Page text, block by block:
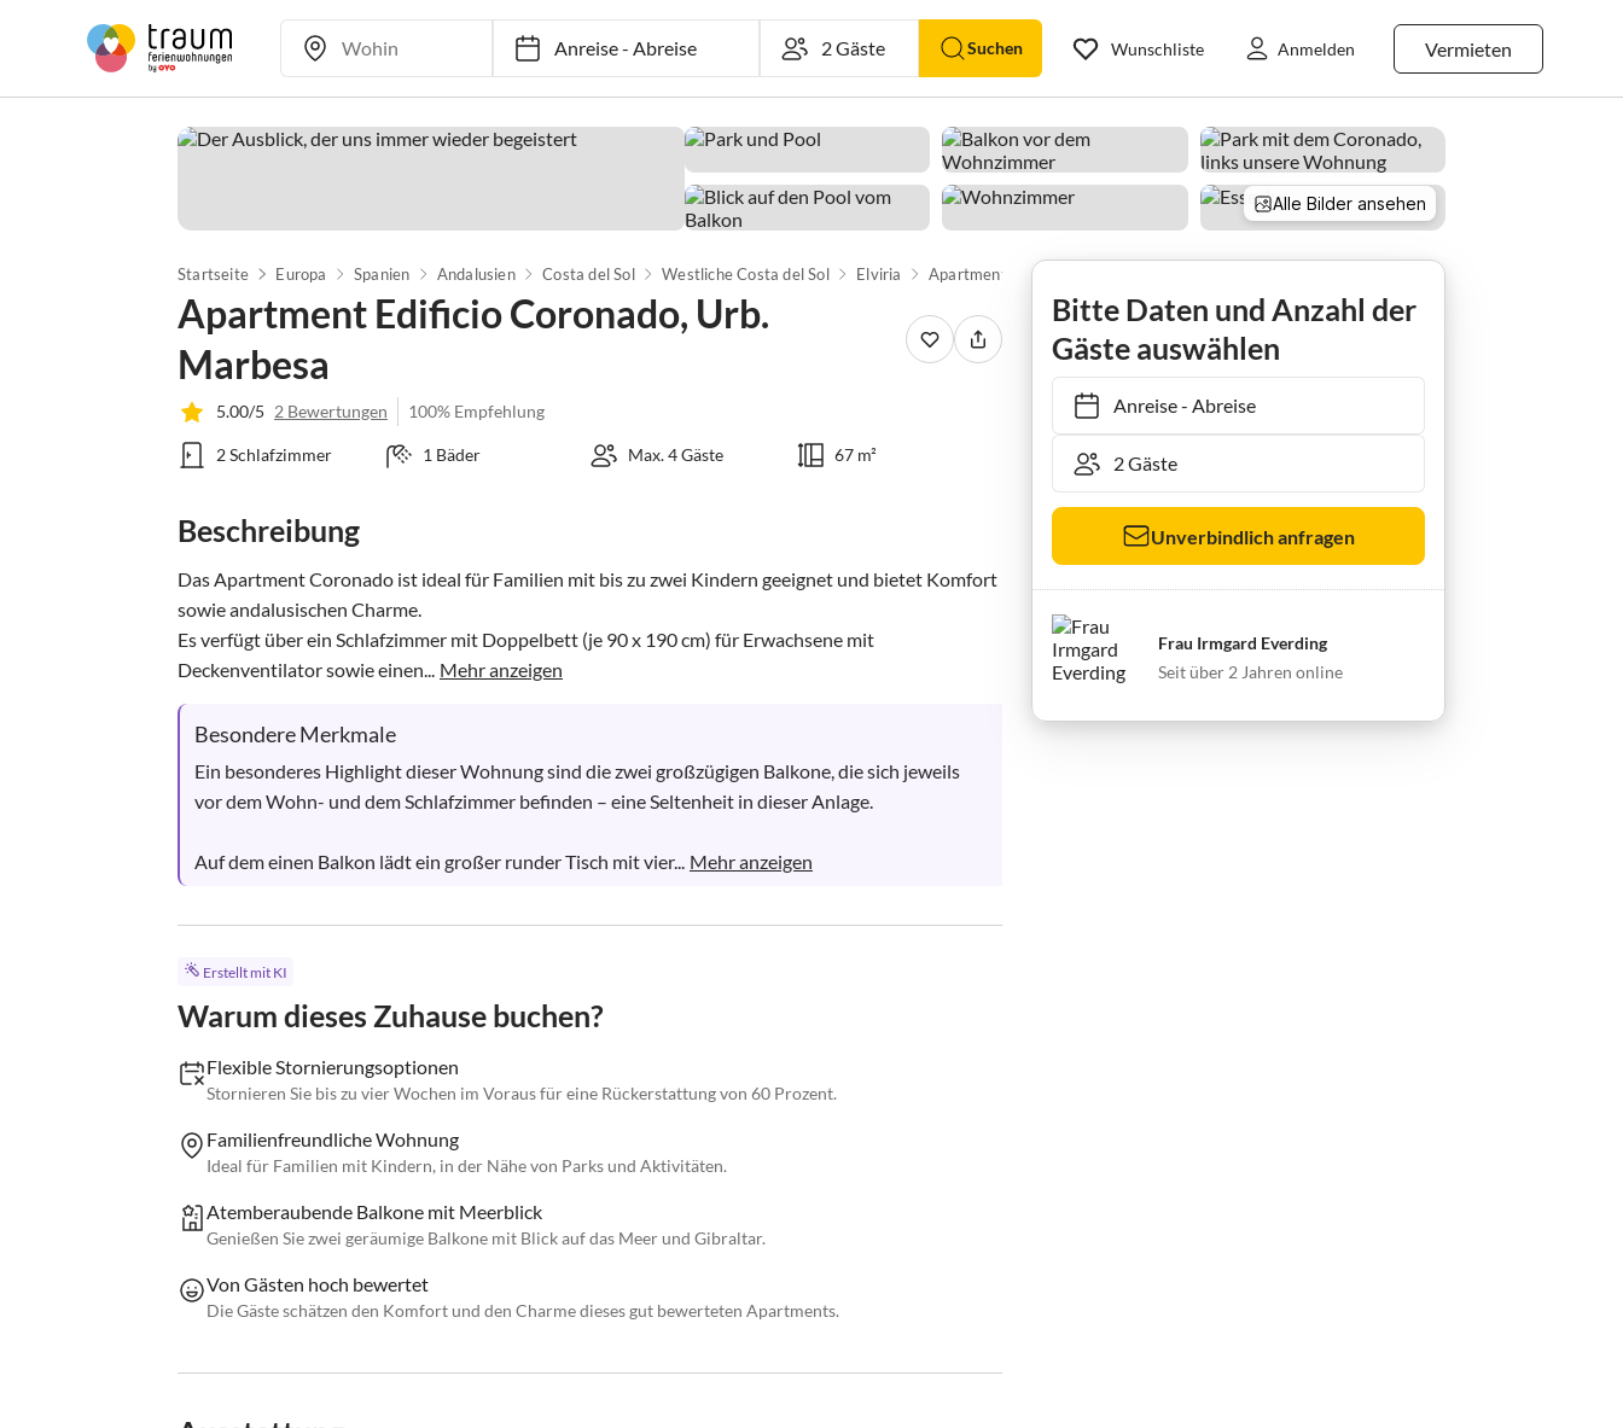
Anreise-Abreise Suchen Vermieten
Wunschliste Anmelden
Alle Bilder ansehen
Startseite Europa Spanien Andalusien Costa del Sol Westliche Costa del Sol Elviria
Apartment Edificio Coronado, Urb.
Marbesa
5.00/5 2 Bewertungen 100% Empfehlung
2 Schlafzimmer 1 Bäder Max. 4 Gäste 67 m²
Beschreibung
Das Apartment Coronado ist ideal für Familien mit bis zu zwei Kindern geeignet und bietet Komfort
sowie andalusischen Charme.
Es verfügt über ein Schlafzimmer mit Doppelbett (je 90 x 190 cm) für Erwachsene mit
Deckenventilator sowie einen... Mehr anzeigen
Besondere Merkmale
Ein besonderes Highlight dieser Wohnung sind die zwei großzügigen Balkone, die sich jeweils
vor dem Wohn- und dem Schlafzimmer befinden – eine Seltenheit in dieser Anlage.
Auf dem einen Balkon lädt ein großer runder Tisch mit vier... Mehr anzeigen
Erstellt mit KI
Warum dieses Zuhause buchen?
Flexible Stornierungsoptionen
Stornieren Sie bis zu vier Wochen im Voraus für eine Rückerstattung von 60 Prozent.
Familienfreundliche Wohnung
Ideal für Familien mit Kindern, in der Nähe von Parks und Aktivitäten.
Atemberaubende Balkone mit Meerblick
Genießen Sie zwei geräumige Balkone mit Blick auf das Meer und Gibraltar.
Von Gästen hoch bewertet
Die Gäste schätzen den Komfort und den Charme dieses gut bewerteten Apartments.
Bitte Daten und Anzahl der
Gäste auswählen
Anreise- Abreise
Unverbindlich anfragen
Frau Irmgard Everding
Seit über 2 Jahren online